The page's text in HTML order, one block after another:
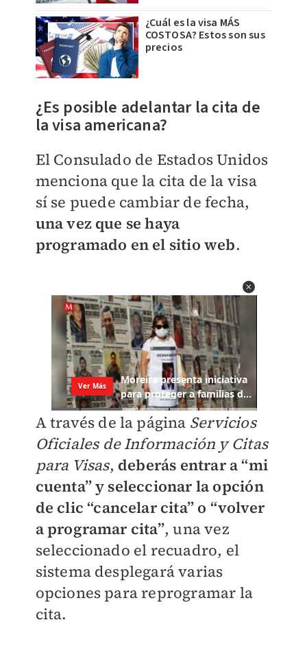
¿Cuál es la visa MÁS
COSTOSA? Estos son sus
precios
¿Es posible adelantar la cita de
la visa americana?
El Consulado de Estados Unidos
menciona que la cita de la visa
sí se puede cambiar de fecha,
una vez que se haya
programado en el sitio web.
A través de la página Servicios
Oficiales de Información y Citas
para Visas, deberás entrar a “mi
cuenta” y seleccionar la opción
de clic “cancelar cita” o “volver
a programar cita”, una vez
seleccionado el recuadro, el
sistema desplegará varias
opciones para reprogramar la
cita.